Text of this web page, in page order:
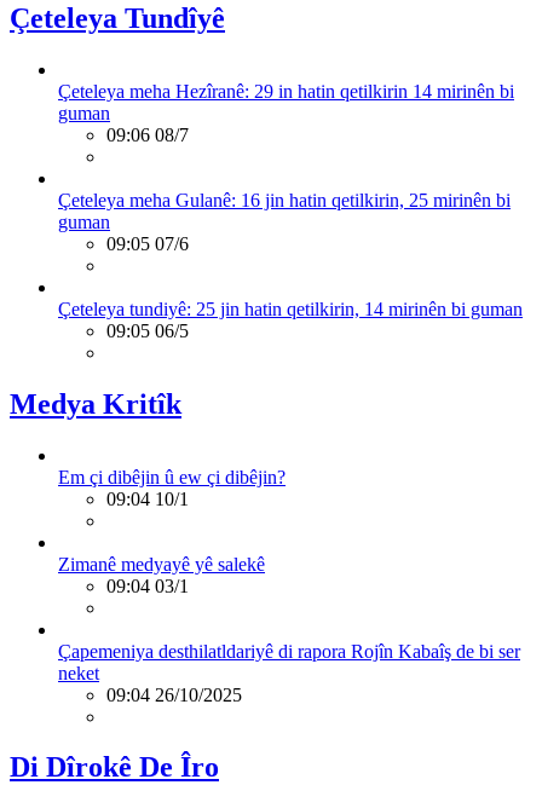
Çeteleya Tundîyê
Çeteleya meha Hezîranê: 29 in hatin qetilkirin 14 mirinên bi
guman
09:06 08/7
Çeteleya meha Gulanê: 16 jin hatin qetilkirin, 25 mirinên bi
guman
09:05 07/6
Çeteleya tundiyê: 25 jin hatin qetilkirin, 14 mirinên bi guman
09:05 06/5
Medya Kritîk
Em çi dibêjin û ew çi dibêjin?
09:04 10/1
Zimanê medyayê yê salekê
09:04 03/1
Çapemeniya desthilatldariyê di rapora Rojîn Kabaîş de bi ser
neket
09:04 26/10/2025
Di Dîrokê De Îro